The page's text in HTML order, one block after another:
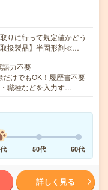
りに行って規定値かどう
取扱製品】半固形剤≪…
語力不要
けでもOK！履歴書不要
職種などを入力す…
50代 60代
詳しく見る